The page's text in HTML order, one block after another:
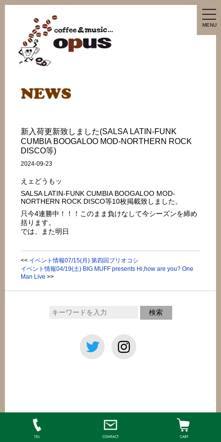
MENU
新入荷更新致しました(SALSA LATIN-FUNK
CUMBIA BOOGALOO MOD-NORTHERN ROCK
DISCO等)
2024-09-23
えェどうもッ
SALSA LATIN-FUNK CUMBIA BOOGALOO MOD-
NORTHERN ROCK DISCO等10枚掲載致しました。
只今4連勝中！！！このまま負けなして今シーズンを締め
括ります。
では、また明日
<< イベント情報07/15(月) 第四回ブリオコシ
イベント情報04/19(土) BIG MUFF presents Hi,how are you? One
Man Live >>